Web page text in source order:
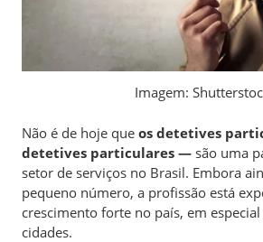
Imagem:
Não é de hoje que os detetives
detetives particulares — são uma
setor de serviços no Brasil. Embora
pequeno número, a profissão está
crescimento forte no país, em
cidades.